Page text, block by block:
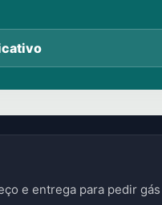
e entrega para pedir gás